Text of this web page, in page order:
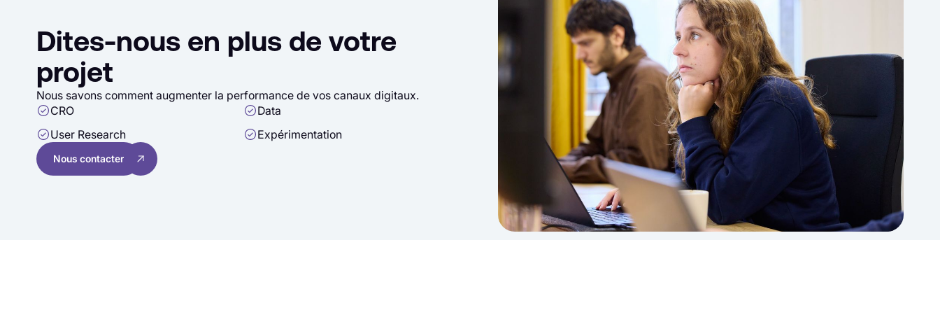
Dites-nous en plus de votre
projet
Nous savons comment augmenter la performance de vos canaux digitaux.
CRO
Data
User Research
Expérimentation
Nous contacter